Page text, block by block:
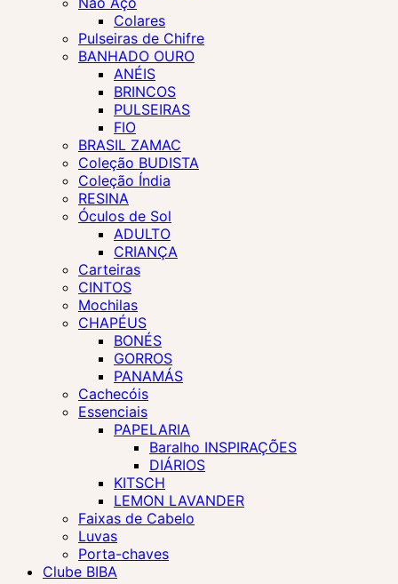
Colares
Pulseiras de Chifre
BANHADO OURO
ANÉIS
BRINCOS
PULSEIRAS
FIO
BRASIL ZAMAC
Coleção BUDISTA
Coleção Índia
RESINA
Óculos de Sol
ADULTO
CRIANÇA
Carteiras
CINTOS
Mochilas
CHAPÉUS
BONÉS
GORROS
PANAMÁS
Cachecóis
Essenciais
PAPELARIA
Baralho INSPIRAÇÕES
DIÁRIOS
KITSCH
LEMON LAVANDER
Faixas de Cabelo
Luvas
Porta-chaves
Clube BIBA